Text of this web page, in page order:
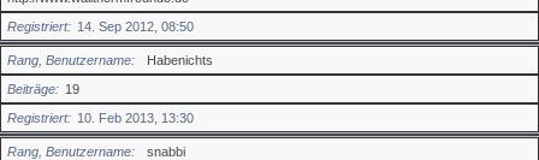
Registriert
14. Sep 2012, 08:50
Rang, Benutzername
Habenichts
Beiträge
19
Registriert
10. Feb 2013, 13:30
Rang, Benutzername
snabbi